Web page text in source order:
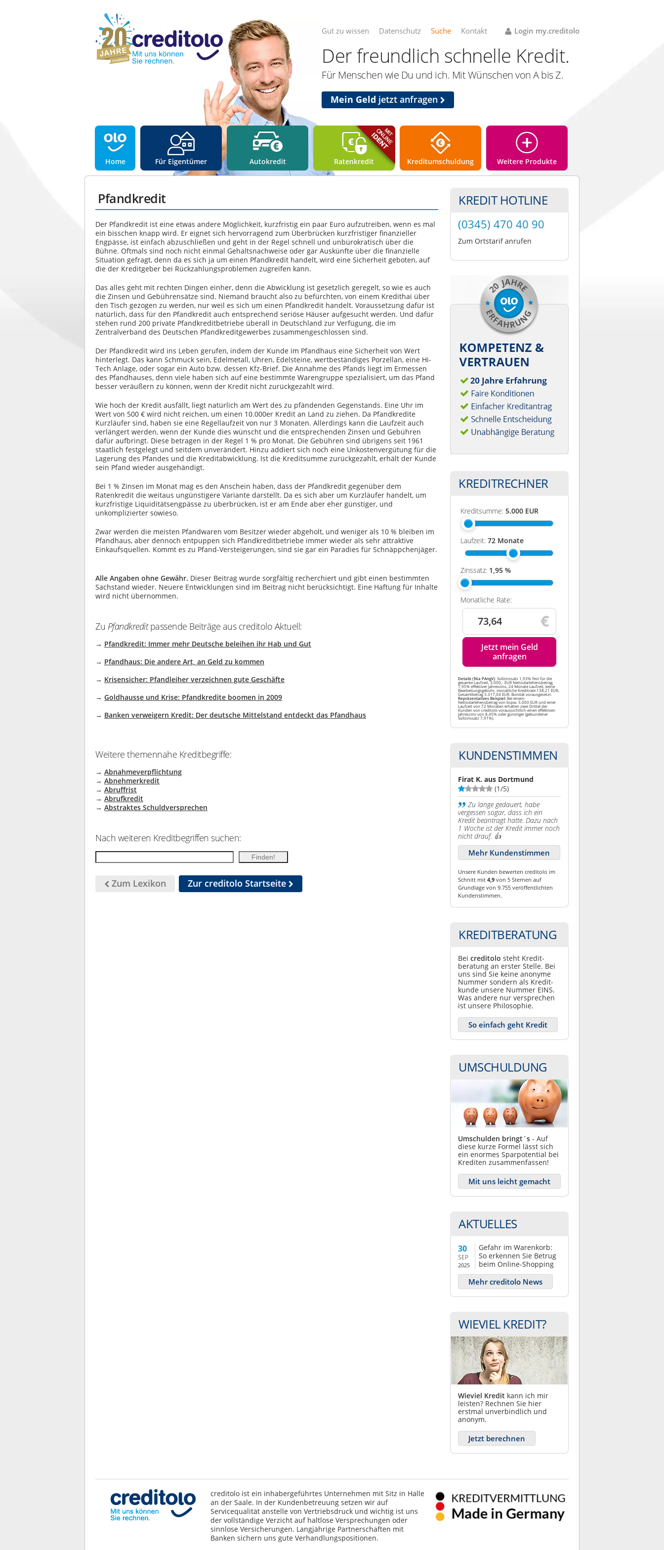
Gut zu wissen Datenschutz Suche Kontakt Login my.creditolo
Der freundlich schnelle Kredit.
Für Menschen wie Du und ich. Mit Wünschen von A bis Z.
Mein Geld jetzt anfragen
Home Für Eigentümer Autokredit Ratenkredit Kreditumschuldung Weitere Produkte
Pfandkredit
Der Pfandkredit ist eine etwas andere Möglichkeit, kurzfristig ein paar Euro aufzutreiben, wenn es mal
ein bisschen knapp wird. Er eignet sich hervorragend zum Überbrücken kurzfristiger finanzieller
Engpässe, ist einfach abzuschließen und geht in der Regel schnell und unbürokratisch über die
Bühne. Oftmals sind noch nicht einmal Gehaltsnachweise oder gar Auskünfte über die finanzielle
Situation gefragt, denn da es sich ja um einen Pfandkredit handelt, wird eine Sicherheit geboten, auf
die der Kreditgeber bei Rückzahlungsproblemen zugreifen kann.
Das alles geht mit rechten Dingen einher, denn die Abwicklung ist gesetzlich geregelt, so wie es auch
die Zinsen und Gebührensätze sind. Niemand braucht also zu befürchten, von einem Kredithai über
den Tisch gezogen zu werden, nur weil es sich um einen Pfandkredit handelt. Voraussetzung dafür ist
natürlich, dass für den Pfandkredit auch entsprechend seriöse Häuser aufgesucht werden. Und dafür
stehen rund 200 private Pfandkreditbetriebe überall in Deutschland zur Verfügung, die im
Zentralverband des Deutschen Pfandkreditgewerbes zusammengeschlossen sind.
Der Pfandkredit wird ins Leben gerufen, indem der Kunde im Pfandhaus eine Sicherheit von Wert
hinterlegt. Das kann Schmuck sein, Edelmetall, Uhren, Edelsteine, wertbeständiges Porzellan, eine Hi-
Tech Anlage, oder sogar ein Auto bzw. dessen Kfz-Brief. Die Annahme des Pfands liegt im Ermessen
des Pfandhauses, denn viele haben sich auf eine bestimmte Warengruppe spezialisiert, um das Pfand
besser veräußern zu können, wenn der Kredit nicht zurückgezahlt wird.
Wie hoch der Kredit ausfällt, liegt natürlich am Wert des zu pfändenden Gegenstands. Eine Uhr im
Wert von 500 € wird nicht reichen, um einen 10.000er Kredit an Land zu ziehen. Da Pfandkredite
Kurzläufer sind, haben sie eine Regellaufzeit von nur 3 Monaten. Allerdings kann die Laufzeit auch
verlängert werden, wenn der Kunde dies wünscht und die entsprechenden Zinsen und Gebühren
dafür aufbringt. Diese betragen in der Regel 1 % pro Monat. Die Gebühren sind übrigens seit 1961
staatlich festgelegt und seitdem unverändert. Hinzu addiert sich noch eine Unkostenvergütung für die
Lagerung des Pfandes und die Kreditabwicklung. Ist die Kreditsumme zurückgezahlt, erhält der Kunde
sein Pfand wieder ausgehändigt.
Bei 1 % Zinsen im Monat mag es den Anschein haben, dass der Pfandkredit gegenüber dem
Ratenkredit die weitaus ungünstigere Variante darstellt. Da es sich aber um Kurzläufer handelt, um
kurzfristige Liquiditätsengpässe zu überbrücken, ist er am Ende aber eher günstiger, und
unkomplizierter sowieso.
Zwar werden die meisten Pfandwaren vom Besitzer wieder abgeholt, und weniger als 10 % bleiben im
Pfandhaus, aber dennoch entpuppen sich Pfandkreditbetriebe immer wieder als sehr attraktive
Einkaufsquellen. Kommt es zu Pfand-Versteigerungen, sind sie gar ein Paradies für Schnäppchenjäger.
Alle Angaben ohne Gewähr. Dieser Beitrag wurde sorgfältig recherchiert und gibt einen bestimmten
Sachstand wieder. Neuere Entwicklungen sind im Beitrag nicht berücksichtigt. Eine Haftung für Inhalte
wird nicht übernommen.
Zu Pfandkreditpassende Beiträge aus creditolo Aktuell:
→ Pfandkredit: Immer mehr Deutsche beleihen ihr Hab und Gut
→ Pfandhaus: Die andere Art, an Geld zu kommen
→ Krisensicher: Pfandleiher verzeichnen gute Geschäfte
→ Goldhausse und Krise: Pfandkredite boomen in 2009
→ Banken verweigern Kredit: Der deutsche Mittelstand entdeckt das Pfandhaus
Weitere themennahe Kreditbegriffe:
→ Abnahmeverpflichtung
→ Abnehmerkredit
→ Abruffrist
→ Abrufkredit
→ Abstraktes Schuldversprechen
Nach weiteren Kreditbegriffen suchen:
Zum Lexikon Zur creditolo Startseite
KREDIT HOTLINE
(0345) 470 40 90
Zum Ortstarif anrufen
KREDITRECHNER
Kreditsumme: 5.000 EUR
Laufzeit: 72 Monate
Zinssatz: 1,95 %
Monatliche Rate:
73,64
Jetzt mein Geld
anfragen
Details (§6a PAngV): Sollzinssatz 1,93% fest für die
gesamte Laufzeit, 3.000,- EUR Nettodarlehensbetrag,
1,95% effektiver Jahreszins, 24 Monate Laufzeit, keine
Bearbeitungsgebühr, monatliche Kreditrate 138,21 EUR,
Gesamtbetrag 3.317,04 EUR. Bonität vorausgesetzt.
Repräsentatives Beispiel:Bei einem
Nettodarlehensbetrag von bspw. 5.000 EUR und einer
Laufzeit von 72 Monaten erhalten zwei Drittel der
Kunden von creditolo voraussichtlich einen effektiven
Jahreszins von 8,45% oder günstiger (gebundener
Sollzinssatz 7,91%).
KUNDENSTIMMEN
Firat K. aus Dortmund
(1/5)
Zu lange gedauert, habe
vergessen sogar, dass ich ein
Kredit beantragt hatte. Dazu nach
1 Woche ist der Kredit immer noch
nicht drauf. 👍
Mehr Kundenstimmen
Unsere Kunden bewerten creditolo im
Schnitt mit 4,9 von 5 Sternen auf
Grundlage von 9.755 veröffentlichten
Kundenstimmen.
KREDITBERATUNG
Bei creditolo steht Kredit­
beratung an erster Stelle. Bei
uns sind Sie keine anonyme
Nummer sondern als Kredit­
kunde unsere Nummer EINS.
Was andere nur ver­sprechen
ist unsere Philosophie.
So einfach geht Kredit
UMSCHULDUNG
Umschulden bringt´s - Auf
diese kurze Formel lässt sich
ein enormes Sparpotential bei
Krediten zusammenfassen!
Mit uns leicht gemacht
AKTUELLES
30
SEP
2025
Gefahr im Warenkorb:
So erkennen Sie Betrug
beim Online-Shopping
Mehr creditolo News
WIEVIEL KREDIT?
Wieviel Kredit kann ich mir
leisten? Rechnen Sie hier
erstmal unverbindlich und
anonym.
Jetzt berechnen
creditolo ist ein inhabergeführtes Unternehmen mit Sitz in Halle
an der Saale. In der Kundenbetreuung setzen wir auf
Servicequalität anstelle von Vertriebsdruck und wichtig ist uns
der vollständige Verzicht auf haltlose Versprechungen oder
sinnlose Versicherungen. Langjährige Partnerschaften mit
Banken sichern uns gute Verhandlungspositionen.